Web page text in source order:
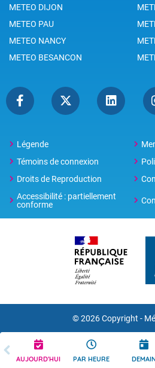
AUJOURD'HUI PAR HEURE
METEO DIJON
METEO PAU
METEO NANCY
METEO BESANCON
Légende
Témoins de connexion
Droits de Reproduction
Accessibilité : partiellement
conforme
© 2026 Copyright -